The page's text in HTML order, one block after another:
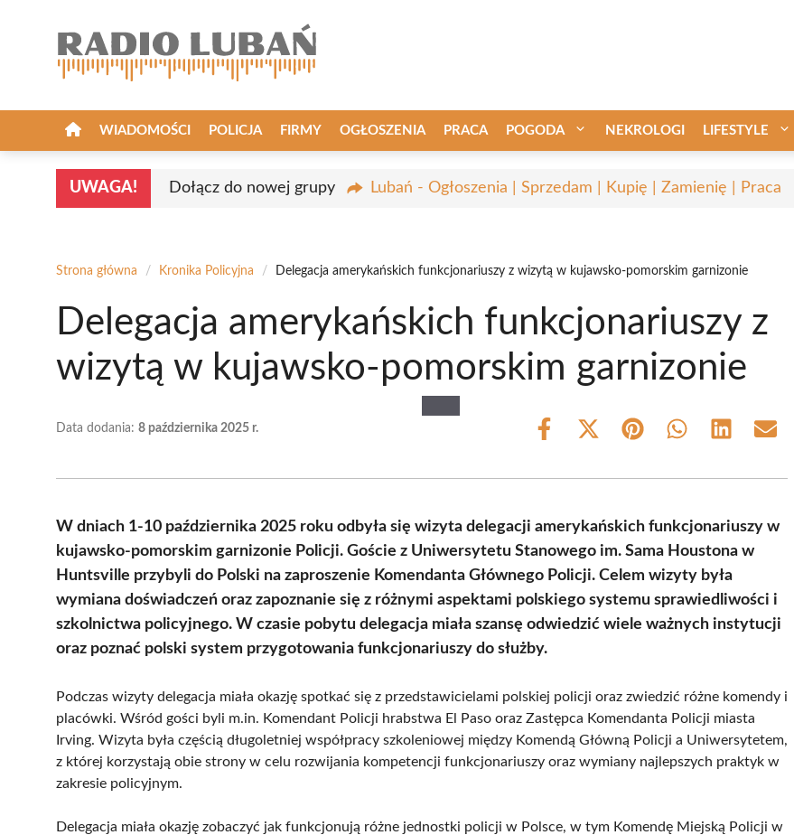
WIADOMOŚCI POLICJA FIRMY OGŁOSZENIA PRACA POGODA NEKROLOGI LIFESTYLE
UWAGA! Dołącz do nowej grupy Lubań - Ogłoszenia | Sprzedam | Kupię | Zamienię | Praca
Strona główna / Kronika Policyjna / Delegacja amerykańskich funkcjonariuszy z wizytą w kujawsko-pomorskim garnizonie
Delegacja amerykańskich funkcjonariuszy z
wizytą w kujawsko-pomorskim garnizonie
Data dodania: 8 października 2025 r.
Share
Share
(Twitter)
Share Share Share Share
W dniach 1-10 października 2025 roku odbyła się wizyta delegacji amerykańskich funkcjonariuszy w
kujawsko-pomorskim garnizonie Policji. Goście z Uniwersytetu Stanowego im. Sama Houstona w
Huntsville przybyli do Polski na zaproszenie Komendanta Głównego Policji. Celem wizyty była
wymiana doświadczeń oraz zapoznanie się z różnymi aspektami polskiego systemu sprawiedliwości i
szkolnictwa policyjnego. W czasie pobytu delegacja miała szansę odwiedzić wiele ważnych instytucji
oraz poznać polski system przygotowania funkcjonariuszy do służby.
Podczas wizyty delegacja miała okazję spotkać się z przedstawicielami polskiej policji oraz zwiedzić różne komendy i
placówki. Wśród gości byli m.in. Komendant Policji hrabstwa El Paso oraz Zastępca Komendanta Policji miasta
Irving. Wizyta była częścią długoletniej współpracy szkoleniowej między Komendą Główną Policji a Uniwersytetem,
z której korzystają obie strony w celu rozwijania kompetencji funkcjonariuszy oraz wymiany najlepszych praktyk w
zakresie policyjnym.
Delegacja miała okazję zobaczyć jak funkcjonują różne jednostki policji w Polsce, w tym Komendę Miejską Policji w